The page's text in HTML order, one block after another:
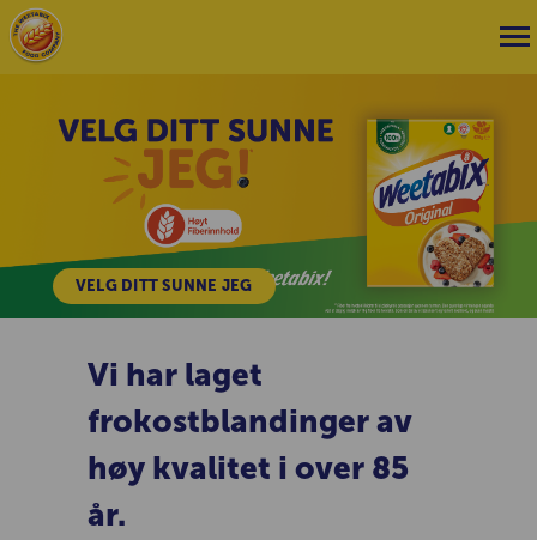
VELG DITT SUNNE JEG
Vi har laget
frokostblandinger av
høy kvalitet i over 85
år.